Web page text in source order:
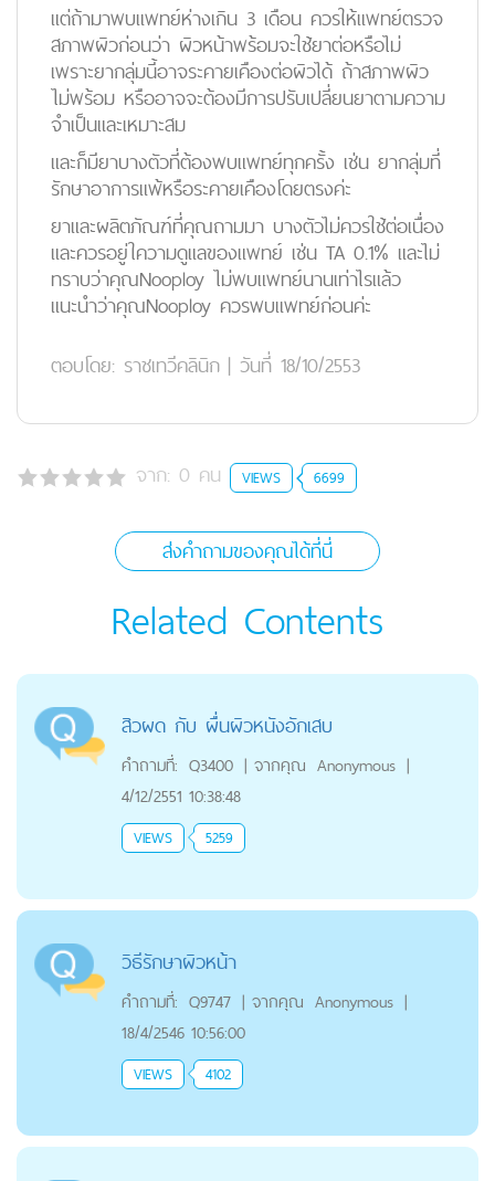
แต่ถ้ามาพบแพทย์ห่างเกิน 3 เดือน ควรให้แพทย์ตรวจ
สภาพผิวก่อนว่า ผิวหน้าพร้อมจะใช้ยาต่อหรือไม่
เพราะยากลุ่มนี้อาจระคายเคืองต่อผิวได้ ถ้าสภาพผิว
ไม่พร้อม หรืออาจจะต้องมีการปรับเปลี่ยนยาตามความ
จำเป็นและเหมาะสม
และก็มียาบางตัวที่ต้องพบแพทย์ทุกครั้ง เช่น ยากลุ่มที่
รักษาอาการแพ้หรือระคายเคืองโดยตรงค่ะ
ยาและผลิตภัณฑ์ที่คุณถามมา บางตัวไม่ควรใช้ต่อเนื่อง
และควรอยู่ใความดูแลของแพทย์ เช่น TA 0.1% และไม่
ทราบว่าคุณNooploy ไม่พบแพทย์นานเท่าไรแล้ว
แนะนำว่าคุณNooploy ควรพบแพทย์ก่อนค่ะ
ตอบโดย: ราชเทวีคลินิก | วันที่ 18/10/2553
จาก: 0 คน VIEWS 6699
ส่งคำถามของคุณได้ที่นี่
Related Contents
สิวผด กับ ผื่นผิวหนังอักเสบ
คำถามที่: Q3400 | จากคุณ Anonymous |
4/12/2551 10:38:48
VIEWS 5259
วิธีรักษาผิวหน้า
คำถามที่: Q9747 | จากคุณ Anonymous |
18/4/2546 10:56:00
VIEWS 4102